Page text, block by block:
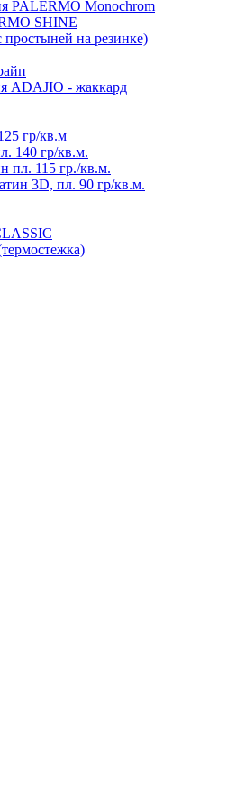
PALERMO Monochrom
SHINE
на резинке)
ADAJIO - жаккард
гр/кв.м
140 гр/кв.м.
пл. 115 гр./кв.м.
3D, пл. 90 гр/кв.м.